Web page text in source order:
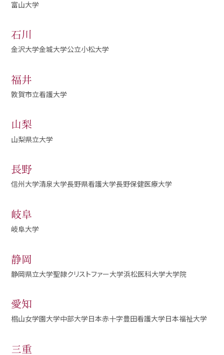
富山大学
石川
金沢大学金城大学公立小松大学
福井
敦賀市立看護大学
山梨
山梨県立大学
長野
信州大学清泉大学長野県看護大学長野保健医療大学
岐阜
岐阜大学
静岡
静岡県立大学聖隷クリストファー大学浜松医科大学大学院
愛知
椙山女学園大学中部大学日本赤十字豊田看護大学日本福祉大学
三重